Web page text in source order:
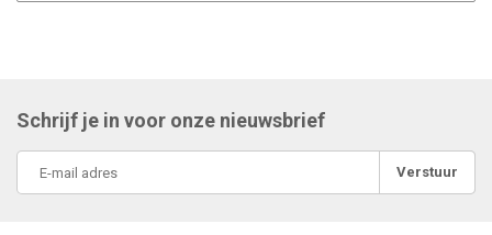
Schrijf je in voor onze nieuwsbrief
Verstuur